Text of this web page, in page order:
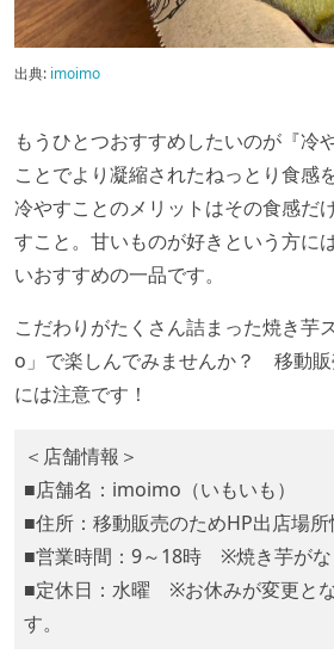
出典: imoimo
もうひとつおすすめしたいのが『冷
ことでより凝縮されたねっとり食感
冷やすことのメリットはその食感だ
すこと。甘いものが好きという方に
いおすすめの一品です。
こだわりがたくさん詰まった焼き芋
o」で楽しんでみませんか？ 移動
には注意です！
＜店舗情報＞
■店舗名：imoimo（いもいも）
■住所：移動販売のためHP出店場
■営業時間：9～18時 ※焼き芋がな
■定休日：水曜 ※お休みが変更と
す。